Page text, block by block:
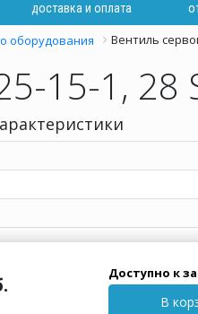
доставка и оплата
оборудования Вентиль
15-1, 28
Доступно к
В